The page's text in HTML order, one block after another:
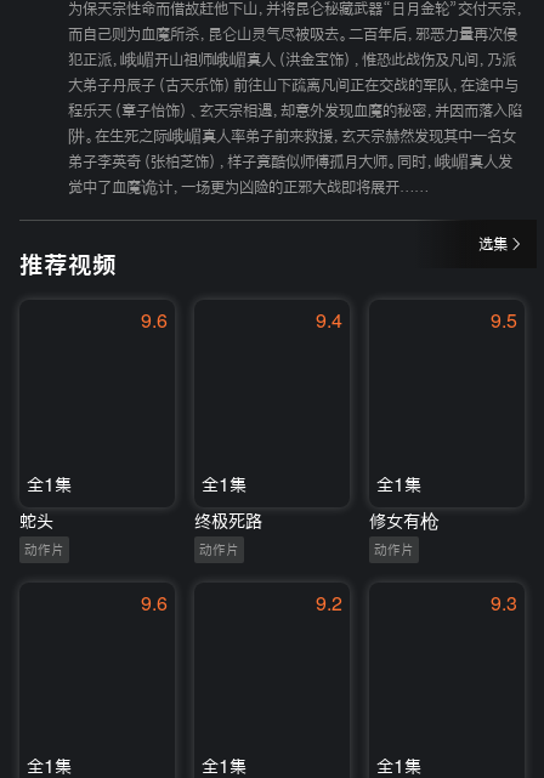
为保天宗性命而借故赶他下山，并将昆仑秘藏武器“日月金轮”交付天宗，
而自己则为血魔所杀，昆仑山灵气尽被吸去。二百年后，邪恶力量再次侵
犯正派，峨嵋开山祖师峨嵋真人（洪金宝饰），惟恐此战伤及凡间，乃派
大弟子丹辰子（古天乐饰）前往山下疏离凡间正在交战的军队，在途中与
程乐天（章子怡饰）、玄天宗相遇，却意外发现血魔的秘密，并因而落入陷
阱。在生死之际峨嵋真人率弟子前来救援，玄天宗赫然发现其中一名女
弟子李英奇（张柏芝饰），样子竟酷似师傅孤月大师。同时，峨嵋真人发
觉中了血魔诡计，一场更为凶险的正邪大战即将展开……
选集
推荐视频
9.6
全1集
蛇头
动作片
9.4
全1集
终极死路
动作片
9.5
全1集
修女有枪
动作片
9.6
全1集
9.2
全1集
9.3
全1集